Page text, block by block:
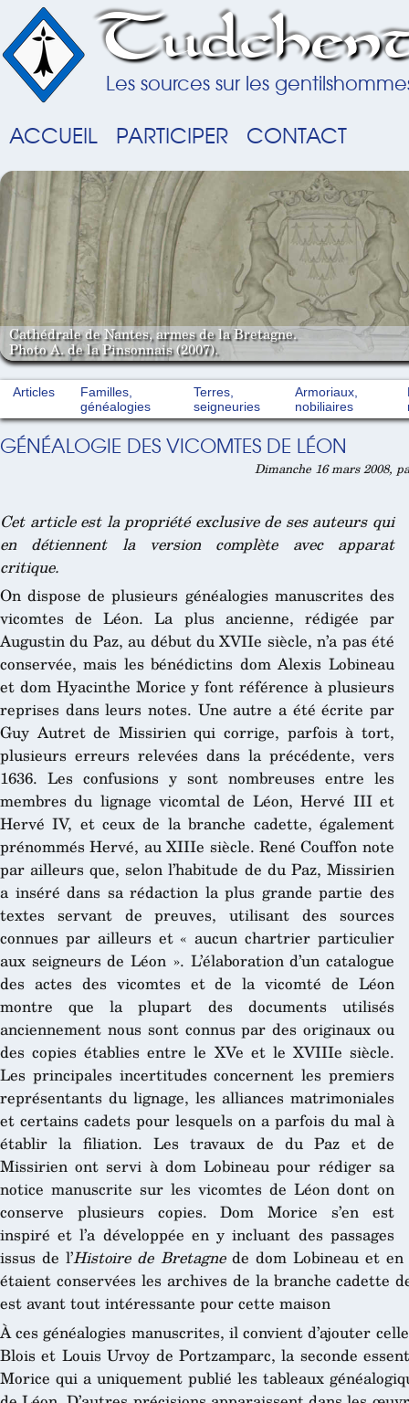
Les sources sur les
ACCUEIL PARTICIPER CONTACT
Cathédrale de Nantes, armes de la Bretagne.
Photo A. de la Pinsonnais (2007).
Articles
Familles,
généalogies
Terres,
seigneuries
Armoriaux,
nobiliaires
GÉNÉALOGIE DES VICOMTES DE LÉON
Dimanche 16 mars 2008,
Cet article est la propriété exclusive de ses auteurs qui
en détiennent la version complète avec apparat
critique.
On dispose de plusieurs généalogies manuscrites des
vicomtes de Léon. La plus ancienne, rédigée par
Augustin du Paz, au début du XVIIe siècle, n’a pas été
conservée, mais les bénédictins dom Alexis Lobineau
et dom Hyacinthe Morice y font référence à plusieurs
reprises dans leurs notes. Une autre a été écrite par
Guy Autret de Missirien qui corrige, parfois à tort,
plusieurs erreurs relevées dans la précédente, vers
1636. Les confusions y sont nombreuses entre les
membres du lignage vicomtal de Léon, Hervé III et
Hervé IV, et ceux de la branche cadette, également
prénommés Hervé, au XIIIe siècle. René Couffon note
par ailleurs que, selon l’habitude de du Paz, Missirien
a inséré dans sa rédaction la plus grande partie des
textes servant de preuves, utilisant des sources
connues par ailleurs et « aucun chartrier particulier
aux seigneurs de Léon ». L’élaboration d’un catalogue
des actes des vicomtes et de la vicomté de Léon
montre que la plupart des documents utilisés
anciennement nous sont connus par des originaux ou
des copies établies entre le XVe et le XVIIIe siècle.
Les principales incertitudes concernent les premiers
représentants du lignage, les alliances matrimoniales
et certains cadets pour lesquels on a parfois du mal à
établir la filiation. Les travaux de du Paz et de
Missirien ont servi à dom Lobineau pour rédiger sa
notice manuscrite sur les vicomtes de Léon dont on
conserve plusieurs copies. Dom Morice s’en est
inspiré et l’a développée en y incluant des passages
issus de l’Histoire de Bretagnede dom Lobineau et
étaient conservées les archives de la branche cadette
est avant tout intéressante pour cette maison
À ces généalogies manuscrites, il convient d’ajouter
Blois et Louis Urvoy de Portzamparc, la seconde
Morice qui a uniquement publié les tableaux